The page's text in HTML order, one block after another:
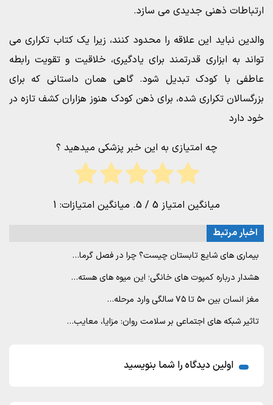
ارتباطات ذهنی جدیدی می سازد.
والدین نباید این علاقه را محدود کنند، زیرا یک کتاب تکراری می
تواند به ابزاری قدرتمند برای یادگیری، خلاقیت و تقویت رابطه
عاطفی با کودک تبدیل شود. گاهی همان داستانی که برای
بزرگسالان تکراری شده، برای ذهن کودک هنوز هزاران کشف تازه در
خود دارد
چه امتیازی به این خبر پزشکی میدهید ؟
میانگین امتیاز 5 / 5. میانگین امتیازات: 1
اخبار مرتبط
بیماری های شایع تابستان چیست؟ چرا در فصل گرما…
هشدار درباره کمپوت های خانگی؛ این میوه های هسته…
مغز انسان بین ۵۰ تا ۷۵ سالگی وارد مرحله…
تاثیر شبکه های اجتماعی بر سلامت روان: مزایا، معایب…
اولین دیدگاه را شما بنویسید